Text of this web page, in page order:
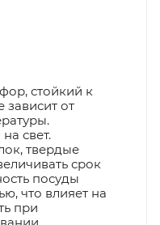
стойкий к
зависит от
свет.
твердые
срок
посуды
что влияет на
при